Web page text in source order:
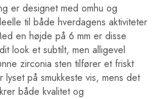
er designet med omhu og
til både hverdagens aktiviteter
en højde på 6 mm er disse
look et subtilt, men alligevel
zirconia sten tilfører et friskt
på smukkeste vis, mens det
både kvalitet og